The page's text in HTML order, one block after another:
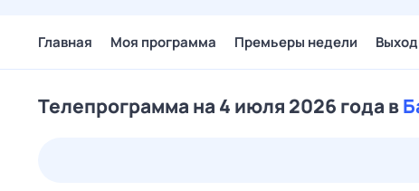
Главная Моя программа Премьеры недели
Телепрограмма на 4 июля 2026 года в